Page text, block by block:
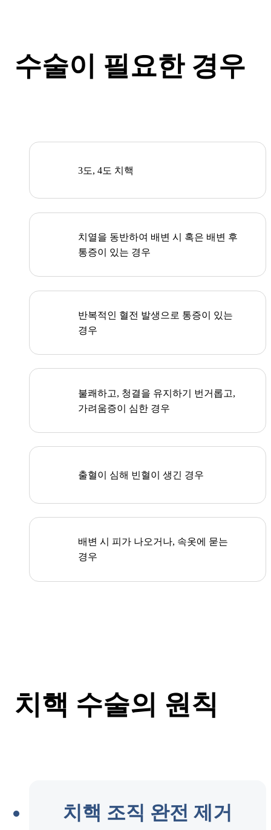
수술이 필요한 경우
3도, 4도 치핵
치열을 동반하여 배변 시 혹은 배변 후
통증이 있는 경우
반복적인 혈전 발생으로 통증이 있는
경우
불쾌하고, 청결을 유지하기 번거롭고,
가려움증이 심한 경우
출혈이 심해 빈혈이 생긴 경우
배변 시 피가 나오거나, 속옷에 묻는
경우
치핵 수술의 원칙
치핵 조직 완전 제거